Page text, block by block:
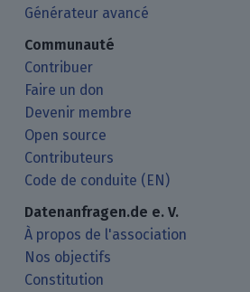
Générateur avancé
Communauté
Contribuer
Faire un don
Devenir membre
Open source
Contributeurs
Code de conduite (EN)
Datenanfragen.de e. V.
À propos de l'association
Nos objectifs
Constitution